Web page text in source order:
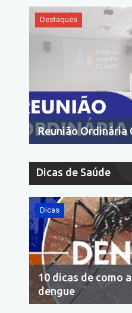
Destaques
Reunião Ordinária
Dicas de Saúde
Dicas
10 dicas de como
dengue